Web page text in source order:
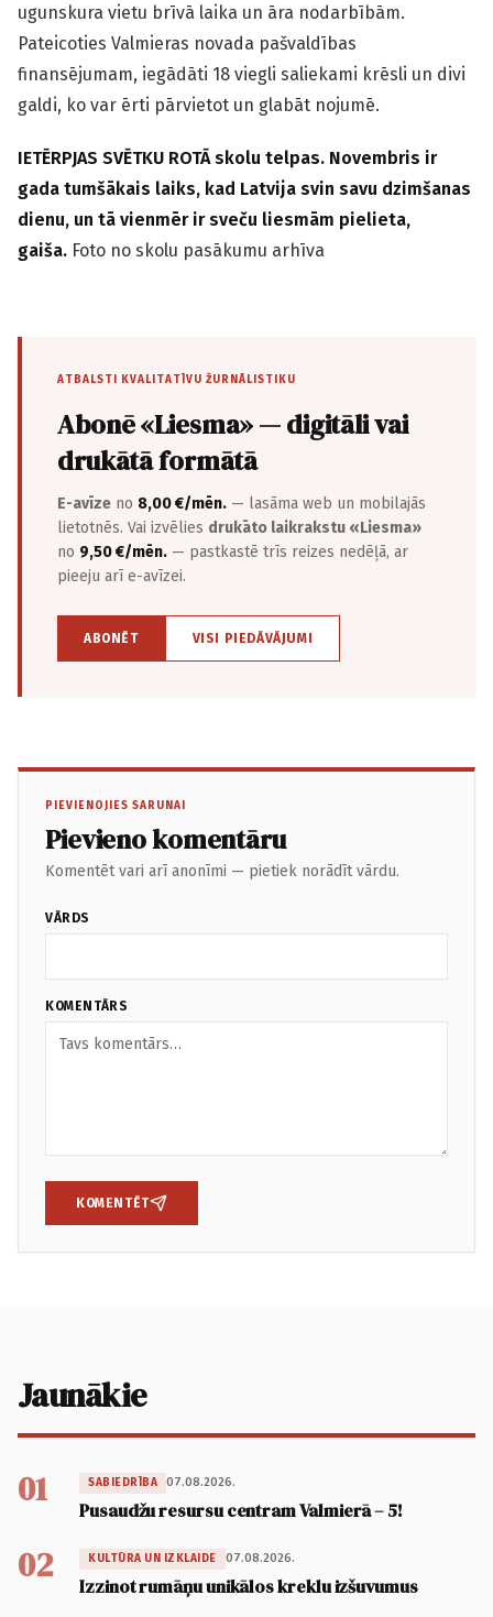
ugunskura vietu brīvā laika un āra nodarbībām.
Pateicoties Valmieras novada pašvaldības
finansējumam, iegādāti 18 viegli saliekami krēsli un divi
galdi, ko var ērti pārvietot un glabāt nojumē.
IETĒRPJAS SVĒTKU ROTĀ skolu telpas. Novembris ir
gada tumšākais laiks, kad Latvija svin savu dzimšanas
dienu, un tā vienmēr ir sveču liesmām pielieta,
gaiša. Foto no skolu pasākumu arhīva
ATBALSTI KVALITATĪVU ŽURNĀLISTIKU
Abonē «Liesma» — digitāli vai
drukātā formātā
E-avīze no 8,00 €/mēn. — lasāma web un mobilajās
lietotnēs. Vai izvēlies drukāto laikrakstu «Liesma»
no 9,50 €/mēn. — pastkastē trīs reizes nedēļā, ar
pieeju arī e-avīzei.
ABONĒT VISI PIEDĀVĀJUMI
PIEVIENOJIES SARUNAI
Pievieno komentāru
Komentēt vari arī anonīmi — pietiek norādīt vārdu.
VĀRDS
KOMENTĀRS
KOMENTĒT
Jaunākie
01 SABIEDRĪBA 07.08.2026.
Pusaudžu resursu centram Valmierā – 5!
02 KULTŪRA UN IZKLAIDE 07.08.2026.
Izzinot rumāņu unikālos kreklu izšuvumus